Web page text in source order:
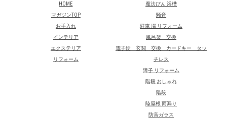
HOME
マガジンTOP
お手入れ
インテリア
エクステリア
リフォーム
魔法びん 浴槽
騒音
駐車 場 リフォーム
風呂釜 交換
電子錠 玄関 交換 カードキー タッ
チレス
障子 リフォーム
階段 おしゃれ
階段
陸屋根 雨漏り
防音ガラス